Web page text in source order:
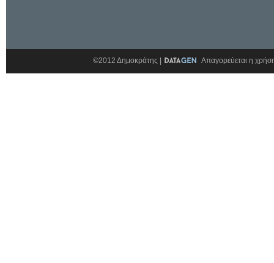
©2012 Δημοκράτης | Απαγορεύεται η